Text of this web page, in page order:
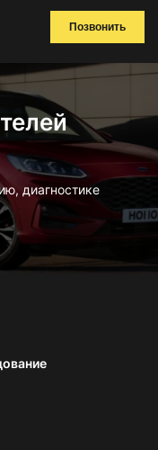
Позвонить
диагностике